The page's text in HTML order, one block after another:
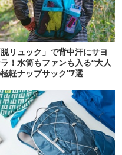
脱リュック」で背中汗にサヨ
！水筒もファンも入る“大人
軽ナップサック”7選